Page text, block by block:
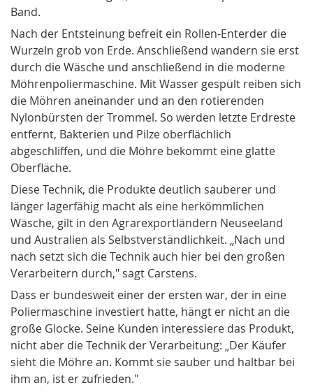
Band.
Nach der Entsteinung befreit ein Rollen-Enterder die
Wurzeln grob von Erde. Anschließend wandern sie erst
durch die Wäsche und anschließend in die moderne
Möhrenpoliermaschine. Mit Wasser gespült reiben sich
die Möhren aneinander und an den rotierenden
Nylonbürsten der Trommel. So werden letzte Erdreste
entfernt, Bakterien und Pilze oberflächlich
abgeschliffen, und die Möhre bekommt eine glatte
Oberfläche.
Diese Technik, die Produkte deutlich sauberer und
länger lagerfähig macht als eine herkömmlichen
Wäsche, gilt in den Agrarexportländern Neuseeland
und Australien als Selbstverständlichkeit. „Nach und
nach setzt sich die Technik auch hier bei den großen
Verarbeitern durch," sagt Carstens.
Dass er bundesweit einer der ersten war, der in eine
Poliermaschine investiert hatte, hängt er nicht an die
große Glocke. Seine Kunden interessiere das Produkt,
nicht aber die Technik der Verarbeitung: „Der Käufer
sieht die Möhre an. Kommt sie sauber und haltbar bei
ihm an, ist er zufrieden."